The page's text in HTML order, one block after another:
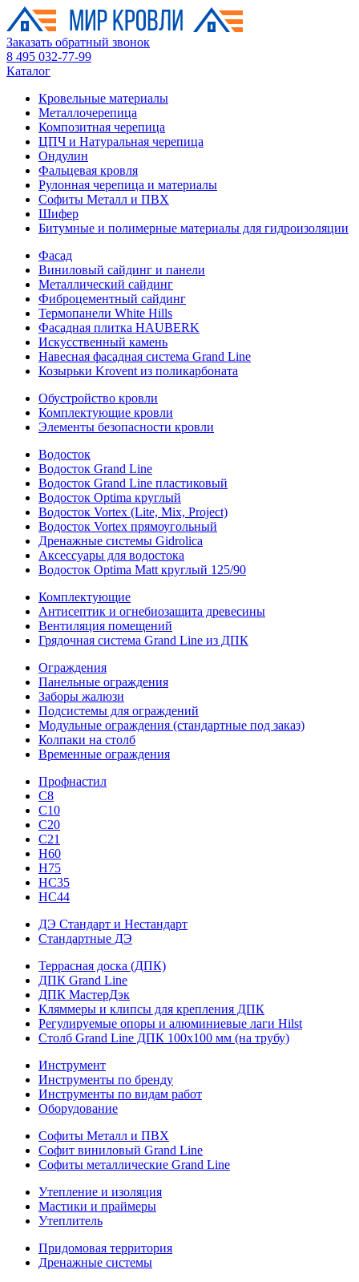
Заказать обратный звонок
8 495 032-77-99
Каталог
Кровельные материалы
Металлочерепица
Композитная черепица
ЦПЧ и Натуральная черепица
Ондулин
Фальцевая кровля
Рулонная черепица и материалы
Софиты Металл и ПВХ
Шифер
Битумные и полимерные материалы для гидроизоляции
Фасад
Виниловый сайдинг и панели
Металлический сайдинг
Фиброцементный сайдинг
Термопанели White Hills
Фасадная плитка HAUBERK
Искусственный камень
Навесная фасадная система Grand Line
Козырьки Krovent из поликарбоната
Обустройство кровли
Комплектующие кровли
Элементы безопасности кровли
Водосток
Водосток Grand Line
Водосток Grand Line пластиковый
Водосток Optima круглый
Водосток Vortex (Lite, Mix, Project)
Водосток Vortex прямоугольный
Дренажные системы Gidrolica
Аксессуары для водостока
Водосток Optima Matt круглый 125/90
Комплектующие
Антисептик и огнебиозащита древесины
Вентиляция помещений
Грядочная система Grand Line из ДПК
Ограждения
Панельные ограждения
Заборы жалюзи
Подсистемы для ограждений
Модульные ограждения (стандартные под заказ)
Колпаки на столб
Временные ограждения
Профнастил
С8
С10
С20
С21
H60
H75
HС35
НС44
ДЭ Стандарт и Нестандарт
Стандартные ДЭ
Террасная доска (ДПК)
ДПК Grand Line
ДПК МастерДэк
Кляммеры и клипсы для крепления ДПК
Регулируемые опоры и алюминиевые лаги Hilst
Столб Grand Line ДПК 100х100 мм (на трубу)
Инструмент
Инструменты по бренду
Инструменты по видам работ
Оборудование
Софиты Металл и ПВХ
Софит виниловый Grand Line
Софиты металлические Grand Line
Утепление и изоляция
Мастики и праймеры
Утеплитель
Придомовая территория
Дренажные системы